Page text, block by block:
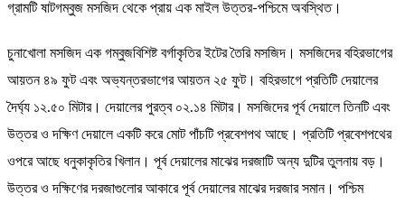
গ্রামটি ষাটগম্বুজ মসজিদ থেকে প্রায় এক মাইল উত্তর-পশ্চিমে অবস্থিত।
চুনাখোলা মসজিদ এক গম্বুজবিশিষ্ট বর্গাকৃতির ইটের তৈরি মসজিদ। মসজিদের বহিরভাগের
আয়তন ৪৯ ফুট এবং অভ্যন্তরভাগের আয়তন ২৫ ফুট। বহিরভাগে প্রতিটি দেয়ালের
দৈর্ঘ্য ১২.৫০ মিটার। দেয়ালের পুরত্ব ০২.১৪ মিটার। মসজিদের পূর্ব দেয়ালে তিনটি এবং
উত্তর ও দক্ষিণ দেয়ালে একটি করে মোট পাঁচটি প্রবেশপথ আছে। প্রতিটি প্রবেশপথের
ওপরে আছে ধনুকাকৃতির খিলান। পূর্ব দেয়ালের মাঝের দরজাটি অন্য দুটির তুলনায় বড়।
উত্তর ও দক্ষিণের দরজাগুলোর আকারে পূর্ব দেয়ালের মাঝের দরজার সমান। পশ্চিম